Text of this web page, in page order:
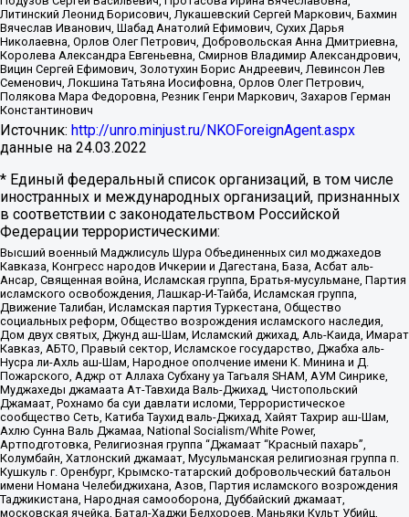
Литинский Леонид Борисович, Лукашевский Сергей Маркович, Бахмин
Вячеслав Иванович, Шабад Анатолий Ефимович, Сухих Дарья
Николаевна, Орлов Олег Петрович, Добровольская Анна Дмитриевна,
Королева Александра Евгеньевна, Смирнов Владимир Александрович,
Вицин Сергей Ефимович, Золотухин Борис Андреевич, Левинсон Лев
Семенович, Локшина Татьяна Иосифовна, Орлов Олег Петрович,
Полякова Мара Федоровна, Резник Генри Маркович, Захаров Герман
Константинович
Источник: http://unro.minjust.ru/NKOForeignAgent.aspx
данные на 24.03.2022
* Единый федеральный список организаций, в том числе
иностранных и международных организаций, признанных
в соответствии с законодательством Российской
Федерации террористическими:
Высший военный Маджлисуль Шура Объединенных сил моджахедов
Кавказа, Конгресс народов Ичкерии и Дагестана, База, Асбат аль-
Ансар, Священная война, Исламская группа, Братья-мусульмане, Партия
исламского освобождения, Лашкар-И-Тайба, Исламская группа,
Движение Талибан, Исламская партия Туркестана, Общество
социальных реформ, Общество возрождения исламского наследия,
Дом двух святых, Джунд аш-Шам, Исламский джихад, Аль-Каида, Имарат
Кавказ, АБТО, Правый сектор, Исламское государство, Джабха аль-
Нусра ли-Ахль аш-Шам, Народное ополчение имени К. Минина и Д.
Пожарского, Аджр от Аллаха Субхану уа Тагьаля SHAM, АУМ Синрике,
Муджахеды джамаата Ат-Тавхида Валь-Джихад, Чистопольский
Джамаат, Рохнамо ба суи давлати исломи, Террористическое
сообщество Сеть, Катиба Таухид валь-Джихад, Хайят Тахрир аш-Шам,
Ахлю Сунна Валь Джамаа, National Socialism/White Power,
Артподготовка, Религиозная группа “Джамаат “Красный пахарь”,
Колумбайн, Хатлонский джамаат, Мусульманская религиозная группа п.
Кушкуль г. Оренбург, Крымско-татарский добровольческий батальон
имени Номана Челебиджихана, Азов, Партия исламского возрождения
Таджикистана, Народная самооборона, Дуббайский джамаат,
московская ячейка, Батал-Хаджи Белхороев, Маньяки Культ Убийц,